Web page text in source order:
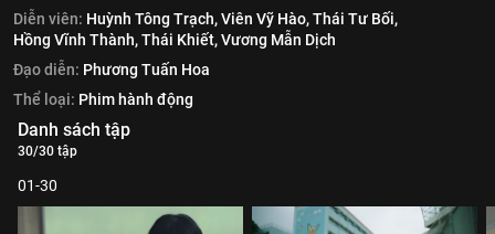
Diễn viên: Huỳnh Tông Trạch,Viên Vỹ Hào,Thái Tư Bối,
Hồng Vĩnh Thành,Thái Khiết,Vương Mẫn Dịch
Đạo diễn: Phương Tuấn Hoa
Thể loại: Phim hành động
Danh sách tập
30/30 tập
01-30